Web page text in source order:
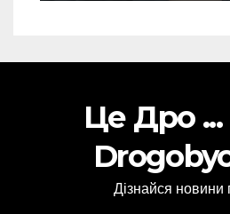
Це Дро
Дізнайся